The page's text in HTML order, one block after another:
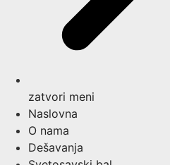
zatvori meni
Naslovna
O nama
Dešavanja